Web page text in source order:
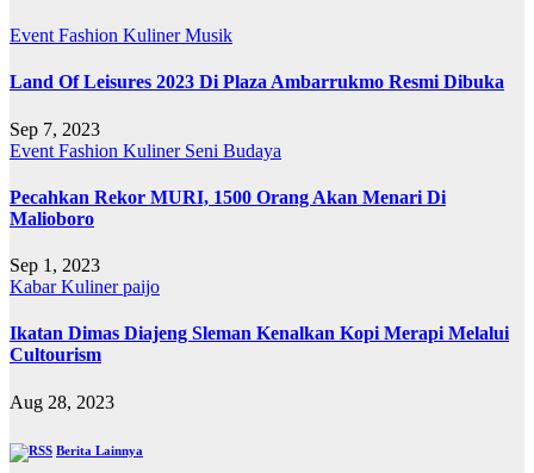
Event Fashion KulinerMusik
Land Of Leisures 2023 Di Plaza Ambarrukmo Resmi Dibuka
Sep 7, 2023
Event Fashion Kuliner Seni Budaya
Pecahkan Rekor MURI, 1500 Orang Akan Menari Di
Malioboro
Sep 1, 2023
KabarKulinerpaijo
Ikatan Dimas Diajeng Sleman Kenalkan Kopi Merapi Melalui
Cultourism
Aug 28, 2023
Berita Lainnya